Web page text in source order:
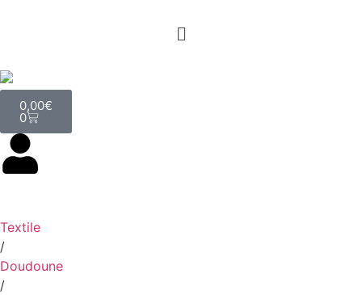
0,00€
0
Textile
/
Doudoune
/